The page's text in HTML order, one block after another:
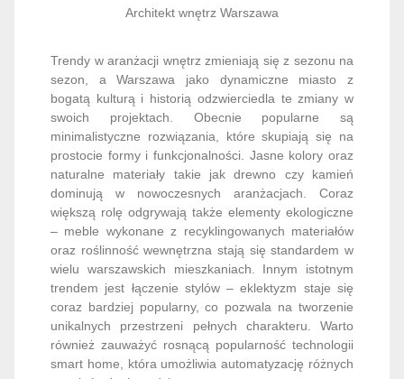
Architekt wnętrz Warszawa
Trendy w aranżacji wnętrz zmieniają się z sezonu na
sezon, a Warszawa jako dynamiczne miasto z
bogatą kulturą i historią odzwierciedla te zmiany w
swoich projektach. Obecnie popularne są
minimalistyczne rozwiązania, które skupiają się na
prostocie formy i funkcjonalności. Jasne kolory oraz
naturalne materiały takie jak drewno czy kamień
dominują w nowoczesnych aranżacjach. Coraz
większą rolę odgrywają także elementy ekologiczne
– meble wykonane z recyklingowanych materiałów
oraz roślinność wewnętrzna stają się standardem w
wielu warszawskich mieszkaniach. Innym istotnym
trendem jest łączenie stylów – eklektyzm staje się
coraz bardziej popularny, co pozwala na tworzenie
unikalnych przestrzeni pełnych charakteru. Warto
również zauważyć rosnącą popularność technologii
smart home, która umożliwia automatyzację różnych